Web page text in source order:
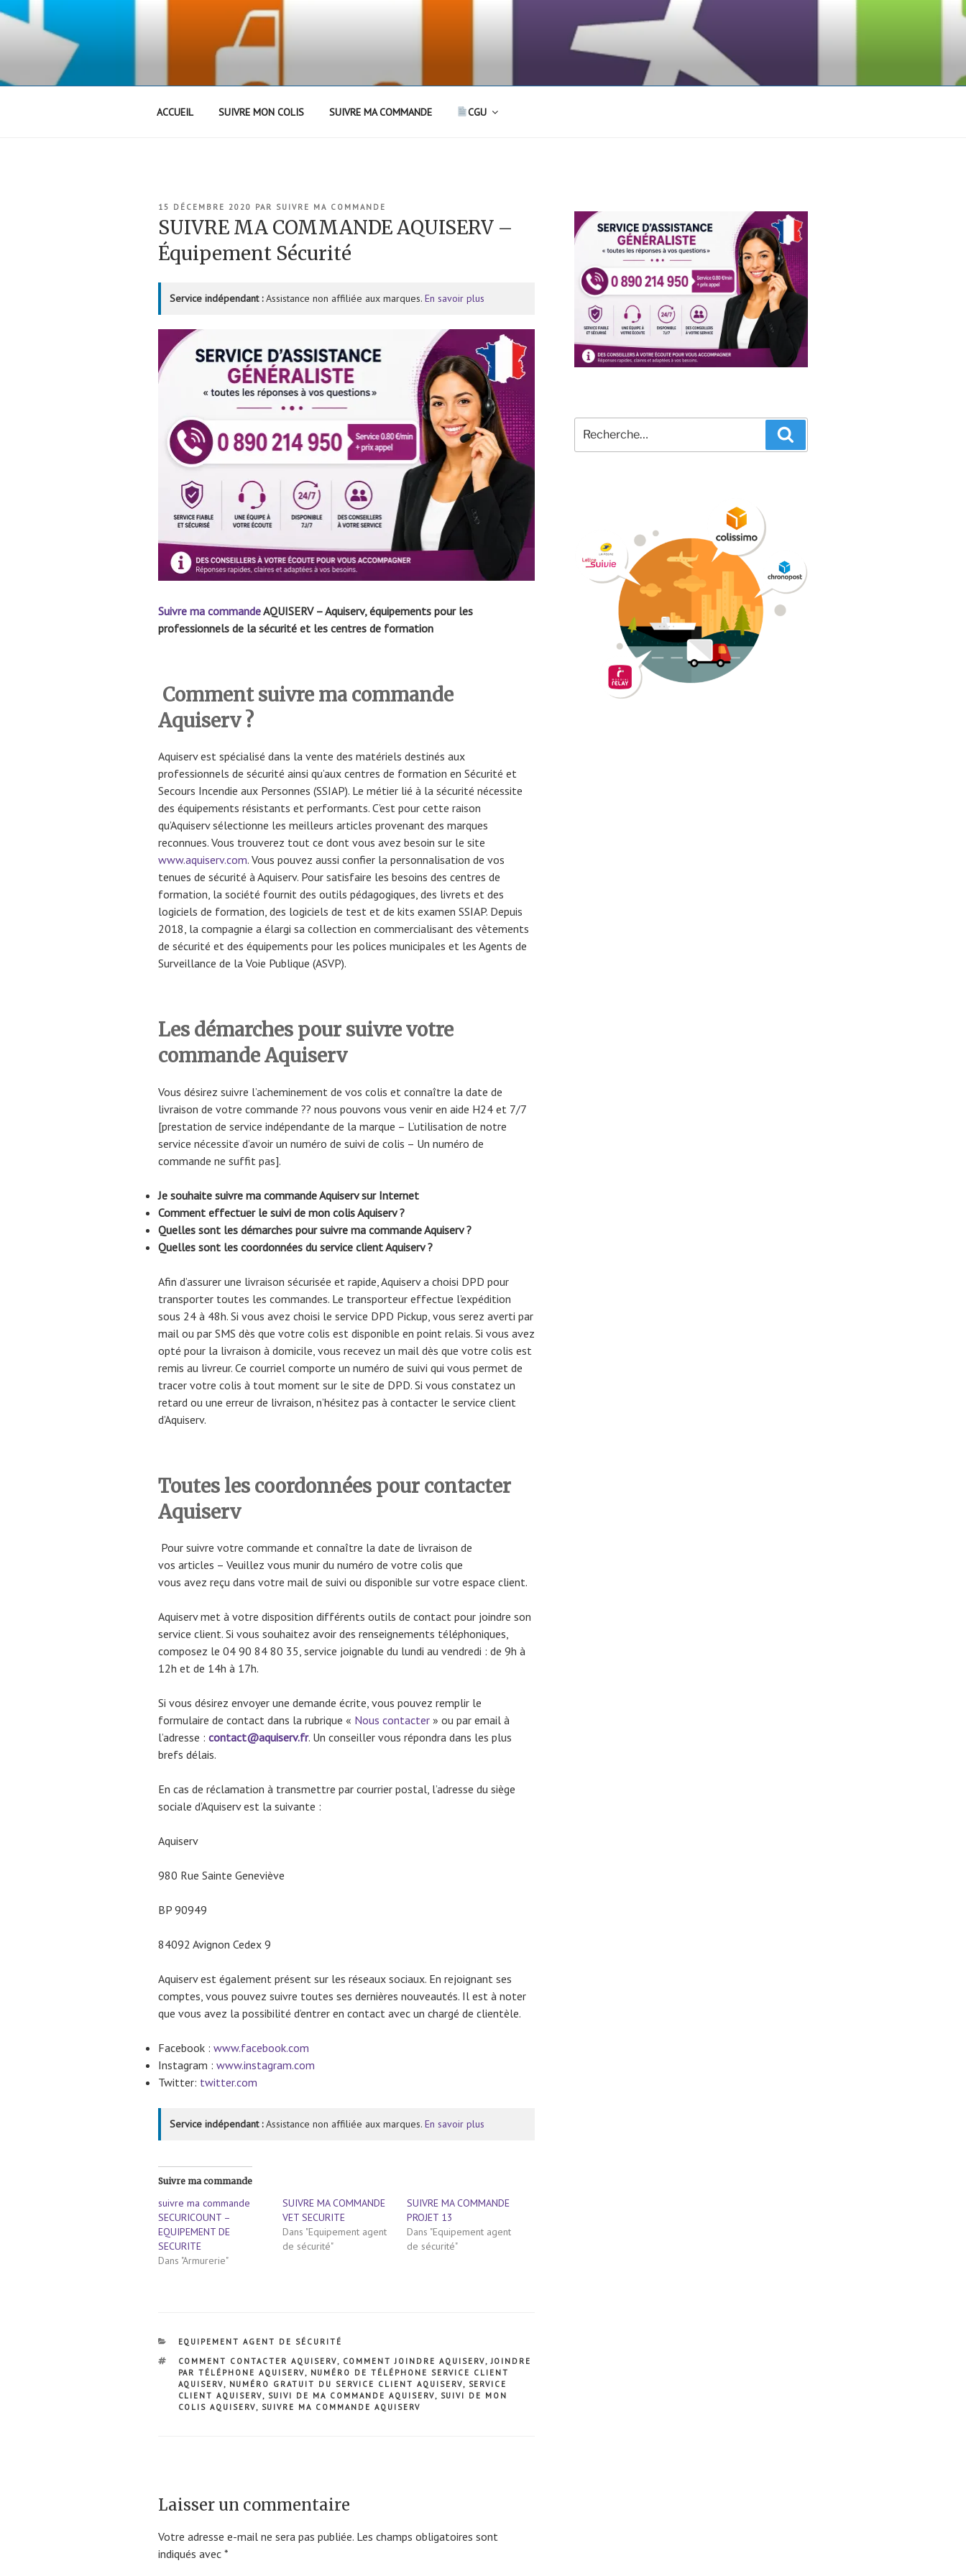
Aller
ACCUEIL SUIVRE MON COLIS SUIVRE MA COMMANDE CGU
PUBLIÉ
LE
15 DÉCEMBRE 2020 PAR SUIVRE MA COMMANDE
SUIVRE MA COMMANDE AQUISERV –
Équipement Sécurité
Service indépendant :Assistance non affiliée aux marques. En savoir plus
Suivre ma commandeAQUISERV – Aquiserv, équipements pour les
professionnels de la sécurité et les centres de formation
Comment suivre ma commande
Aquiserv ?
Aquiserv est spécialisé dans la vente des matériels destinés aux
professionnels de sécurité ainsi qu’aux centres de formation en Sécurité et
Secours Incendie aux Personnes (SSIAP). Le métier lié à la sécurité nécessite
des équipements résistants et performants. C’est pour cette raison
qu’Aquiserv sélectionne les meilleurs articles provenant des marques
reconnues. Vous trouverez tout ce dont vous avez besoin sur le site
www.aquiserv.com. Vous pouvez aussi confier la personnalisation de vos
tenues de sécurité à Aquiserv. Pour satisfaire les besoins des centres de
formation, la société fournit des outils pédagogiques, des livrets et des
logiciels de formation, des logiciels de test et de kits examen SSIAP. Depuis
2018, la compagnie a élargi sa collection en commercialisant des vêtements
de sécurité et des équipements pour les polices municipales et les Agents de
Surveillance de la Voie Publique (ASVP).
Les démarches pour suivre votre
commande Aquiserv
Vous désirez suivre l’acheminement de vos colis et connaître la date de
livraison de votre commande ?? nous pouvons vous venir en aide H24 et 7/7
[prestation de service indépendante de la marque – L’utilisation de notre
service nécessite d’avoir un numéro de suivi de colis – Un numéro de
commande ne suffit pas].
Je souhaite suivre ma commande Aquiserv sur Internet
Comment effectuer le suivi de mon colis Aquiserv ?
Quelles sont les démarches pour suivre ma commande Aquiserv ?
Quelles sont les coordonnées du service client Aquiserv ?
Afin d’assurer une livraison sécurisée et rapide, Aquiserv a choisi DPD pour
transporter toutes les commandes. Le transporteur effectue l’expédition
sous 24 à 48h. Si vous avez choisi le service DPD Pickup, vous serez averti par
mail ou par SMS dès que votre colis est disponible en point relais. Si vous avez
opté pour la livraison à domicile, vous recevez un mail dès que votre colis est
remis au livreur. Ce courriel comporte un numéro de suivi qui vous permet de
tracer votre colis à tout moment sur le site de DPD. Si vous constatez un
retard ou une erreur de livraison, n’hésitez pas à contacter le service client
d’Aquiserv.
Toutes les coordonnées pour contacter
Aquiserv
Pour suivre votre commande et connaître la date de livraison de
vos articles – Veuillez vous munir du numéro de votre colis que
vous avez reçu dans votre mail de suivi ou disponible sur votre espace client.
Aquiserv met à votre disposition différents outils de contact pour joindre son
service client. Si vous souhaitez avoir des renseignements téléphoniques,
composez le 04 90 84 80 35, service joignable du lundi au vendredi : de 9h à
12h et de 14h à 17h.
Si vous désirez envoyer une demande écrite, vous pouvez remplir le
formulaire de contact dans la rubrique « Nous contacter » ou par email à
l’adresse : contact@aquiserv.fr. Un conseiller vous répondra dans les plus
brefs délais.
En cas de réclamation à transmettre par courrier postal, l’adresse du siège
sociale d’Aquiserv est la suivante :
Aquiserv
980 Rue Sainte Geneviève
BP 90949
84092 Avignon Cedex 9
Aquiserv est également présent sur les réseaux sociaux. En rejoignant ses
comptes, vous pouvez suivre toutes ses dernières nouveautés. Il est à noter
que vous avez la possibilité d’entrer en contact avec un chargé de clientèle.
Facebook : www.facebook.com
Instagram : www.instagram.com
Twitter: twitter.com
Service indépendant :Assistance non affiliée aux marques. En savoir plus
Suivre ma commande
suivre ma commande
SECURICOUNT –
EQUIPEMENT DE
SECURITE
Dans "Armurerie"
SUIVRE MA COMMANDE
VET SECURITE
Dans "Equipement agent
de sécurité"
SUIVRE MA COMMANDE
PROJET 13
Dans "Equipement agent
de sécurité"
CATÉGORIES
EQUIPEMENT AGENT DE SÉCURITÉ
ÉTIQUETTES
COMMENT CONTACTER AQUISERV, COMMENT JOINDRE AQUISERV,JOINDRE
PAR TÉLÉPHONE AQUISERV, NUMÉRO DE TÉLÉPHONE SERVICE CLIENT
AQUISERV, NUMÉRO GRATUIT DU SERVICE CLIENT AQUISERV, SERVICE
CLIENT AQUISERV, SUIVI DE MA COMMANDE AQUISERV, SUIVI DE MON
COLIS AQUISERV, SUIVRE MA COMMANDE AQUISERV
Laisser un commentaire
Votre adresse e-mail ne sera pas publiée. Les champs obligatoires sont
indiqués avec *
pour